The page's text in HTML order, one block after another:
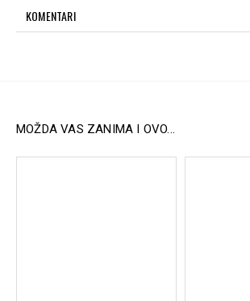
Štiti digestivni trakt
varenja
KOMENTARI
MOŽDA VAS ZANIMA I OVO...